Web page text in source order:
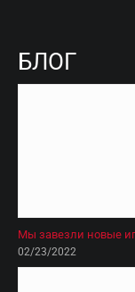
БЛОГ
Мы завезли новые
02/23/2022